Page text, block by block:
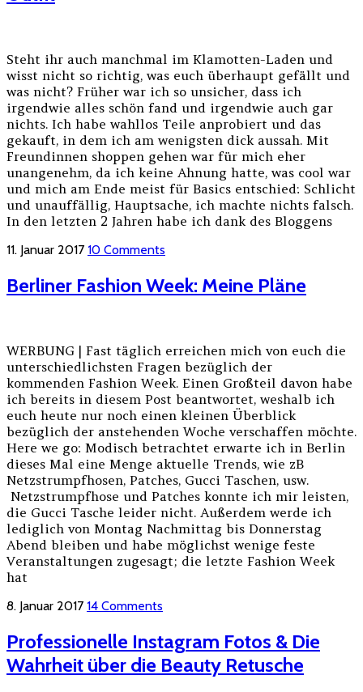
Steht ihr auch manchmal im Klamotten-Laden und
wisst nicht so richtig, was euch überhaupt gefällt und
was nicht? Früher war ich so unsicher, dass ich
irgendwie alles schön fand und irgendwie auch gar
nichts. Ich habe wahllos Teile anprobiert und das
gekauft, in dem ich am wenigsten dick aussah. Mit
Freundinnen shoppen gehen war für mich eher
unangenehm, da ich keine Ahnung hatte, was cool war
und mich am Ende meist für Basics entschied: Schlicht
und unauffällig, Hauptsache, ich machte nichts falsch.
In den letzten 2 Jahren habe ich dank des Bloggens
11. Januar 2017 10 Comments
Berliner Fashion Week: Meine Pläne
WERBUNG | Fast täglich erreichen mich von euch die
unterschiedlichsten Fragen bezüglich der
kommenden Fashion Week. Einen Großteil davon habe
ich bereits in diesem Post beantwortet, weshalb ich
euch heute nur noch einen kleinen Überblick
bezüglich der anstehenden Woche verschaffen möchte.
Here we go: Modisch betrachtet erwarte ich in Berlin
dieses Mal eine Menge aktuelle Trends, wie zB
Netzstrumpfhosen, Patches, Gucci Taschen, usw.
Netzstrumpfhose und Patches konnte ich mir leisten,
die Gucci Tasche leider nicht. Außerdem werde ich
lediglich von Montag Nachmittag bis Donnerstag
Abend bleiben und habe möglichst wenige feste
Veranstaltungen zugesagt; die letzte Fashion Week
hat
8. Januar 2017 14 Comments
Professionelle Instagram Fotos & Die
Wahrheit über die Beauty Retusche